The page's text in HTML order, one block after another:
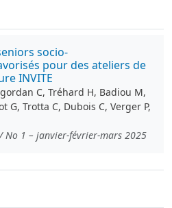
socio-
pour des ateliers de
INVITE
C, Tréhard H, Badiou M,
G, Trotta C, Dubois C, Verger P,
No 1 – janvier-février-mars 2025